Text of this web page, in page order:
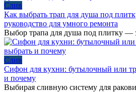
Слив
Как выбрать трап для душа под
руководство для умного ремонта
Выбор трапа для душа под плитку —
Слив
Сифон для кухни: бутылочный или
и почему
Выбирая сливную систему для